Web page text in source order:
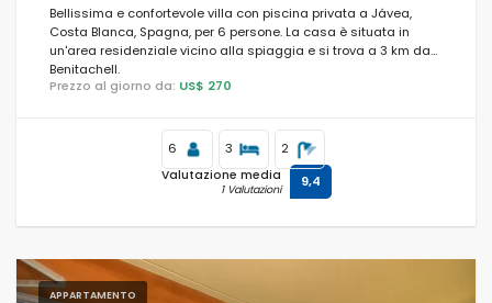
Condizioni
Distanze
Bellissima e confortevole villa con piscina privata a Jávea,
Costa Blanca, Spagna, per 6 persone. La casa è situata in
un'area residenziale vicino alla spiaggia e si trova a 3 km da
Benitachell.
Prezzo al giorno da: US$ 270
6 3 2
Valutazione media
1 Valutazioni 9,4
APPARTAMENTO